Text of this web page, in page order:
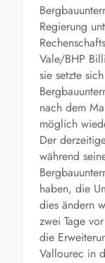
Regierung
Vale/BHP
sie setzte
nach dem
möglich
Der
während
haben, die
dies ändern
zwei Tage
die
Vallourec in